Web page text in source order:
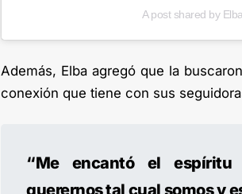
A post shared by
Además, Elba agregó que la
conexión que tiene con sus
“Me encantó el espíritu
querernos tal cual somos y